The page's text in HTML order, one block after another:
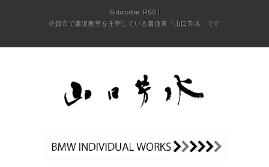
Subscribe: RSS
佐賀市で書道教室を主宰している書道家「山口芳水」です